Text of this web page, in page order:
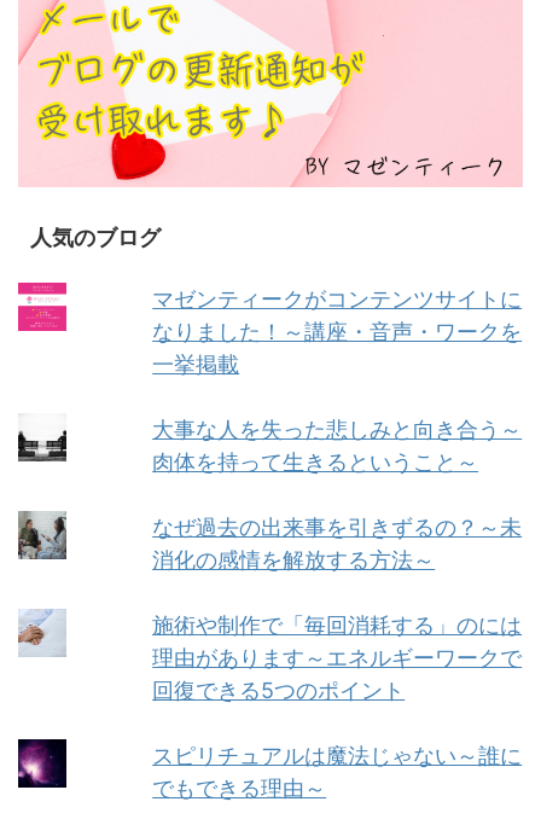
人気のブログ
マゼンティークがコンテンツサイトに
なりました！～講座・音声・ワークを
一挙掲載
大事な人を失った悲しみと向き合う～
肉体を持って生きるということ～
なぜ過去の出来事を引きずるの？～未
消化の感情を解放する方法～
施術や制作で「毎回消耗する」のには
理由があります～エネルギーワークで
回復できる5つのポイント
スピリチュアルは魔法じゃない～誰に
でもできる理由～